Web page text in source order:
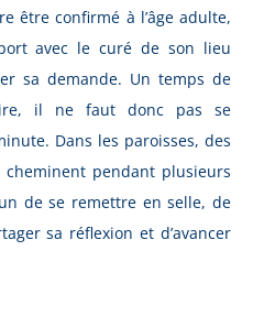
être confirmé à l’âge adulte,
avec le curé de son lieu
sa demande. Un temps de
il ne faut donc pas se
Dans les paroisses, des
pendant plusieurs
de se remettre en selle, de
sa réflexion et d’avancer